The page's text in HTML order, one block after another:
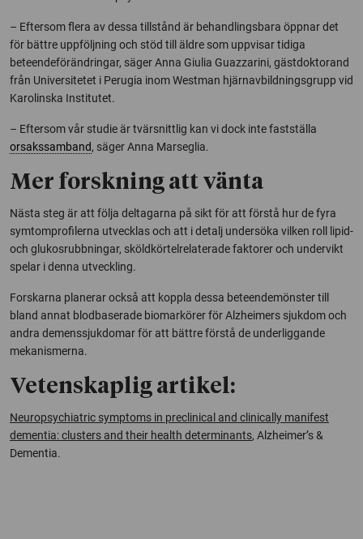
– Eftersom flera av dessa tillstånd är behandlingsbara öppnar det
för bättre uppföljning och stöd till äldre som uppvisar tidiga
beteendeförändringar, säger Anna Giulia Guazzarini, gästdoktorand
från Universitetet i Perugia inom Westman hjärnavbildningsgrupp vid
Karolinska Institutet.
– Eftersom vår studie är tvärsnittlig kan vi dock inte fastställa
orsakssamband, säger Anna Marseglia.
Mer forskning att vänta
Nästa steg är att följa deltagarna på sikt för att förstå hur de fyra
symtomprofilerna utvecklas och att i detalj undersöka vilken roll lipid-
och glukosrubbningar, sköldkörtelrelaterade faktorer och undervikt
spelar i denna utveckling.
Forskarna planerar också att koppla dessa beteendemönster till
bland annat blodbaserade biomarkörer för Alzheimers sjukdom och
andra demenssjukdomar för att bättre förstå de underliggande
mekanismerna.
Vetenskaplig artikel:
Neuropsychiatric symptoms in preclinical and clinically manifest
dementia: clusters and their health determinants, Alzheimer’s &
Dementia.